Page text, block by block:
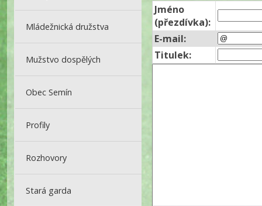
Mládežnická družstva
Mužstvo dospělých
Obec Semín
Profily
Rozhovory
Stará garda
Jméno
(přezdívka):
E-mail:
Titulek: